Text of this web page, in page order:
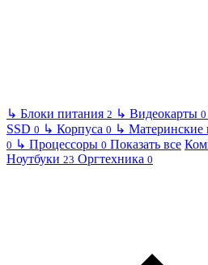
↳ Блоки питания 2 ↳ Видеокарты 0
SSD 0 ↳ Корпуса 0 ↳ Материнские
0 ↳ Процессоры 0 Показать все
Ноутбуки 23 Оргтехника 0